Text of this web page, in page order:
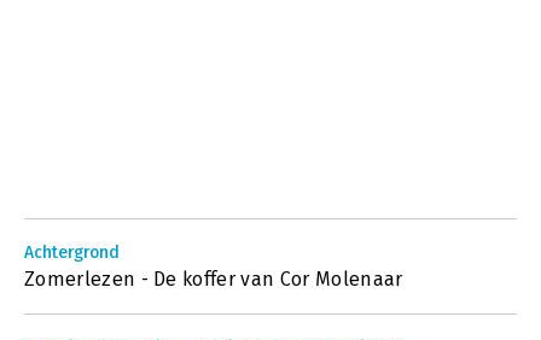
Achtergrond
Zomerlezen - De koffer van Cor Molenaar